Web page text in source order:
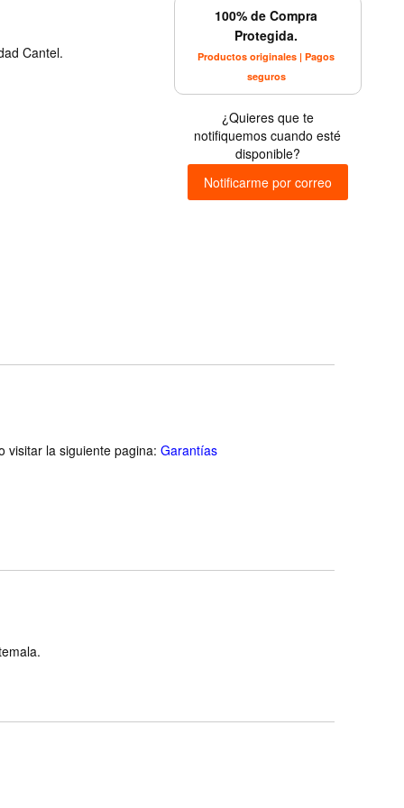
Cantel.
100% de Compra
Protegida.
Productos originales | Pagos
seguros
¿Quieres que te
notifiquemos cuando esté
disponible?
Notificarme por correo
visitar la siguiente pagina: Garantías